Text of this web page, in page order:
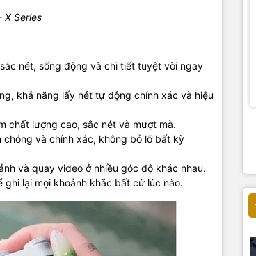
X Series
nét, sống động và chi tiết tuyệt vời ngay
khả năng lấy nét tự động chính xác và hiệu
chất lượng cao, sắc nét và mượt mà.
chóng và chính xác, không bỏ lỡ bất kỳ
và quay video ở nhiều góc độ khác nhau.
ghi lại mọi khoảnh khắc bất cứ lúc nào.